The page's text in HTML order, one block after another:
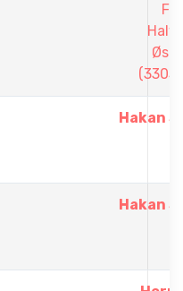
(3303)
Hakan
Hakan